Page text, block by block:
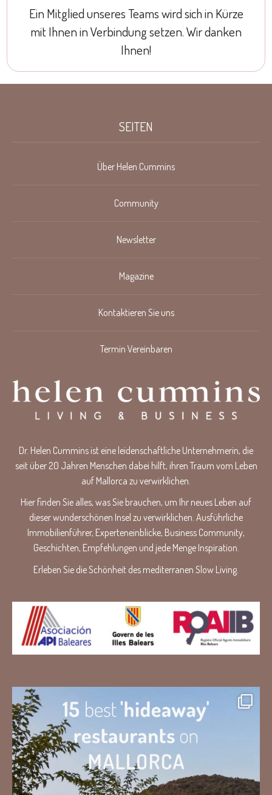
Ein Mitglied unseres Teams wird sich in Kürze
mit Ihnen in Verbindung setzen. Wir danken
Ihnen!
SEITEN
Über Helen Cummins
Community
Newsletter
Magazine
Kontaktieren Sie uns
Termin Vereinbaren
Dr. Helen Cummins ist eine leidenschaftliche Unternehmerin, die
seit über 20 Jahren Menschen dabei hilft, ihren Traum vom Leben
auf Mallorca zu verwirklichen.
Hier finden Sie alles, was Sie brauchen, um Ihr neues Leben auf
dieser wunderschönen Insel zu verwirklichen. Ausführliche
Immobilienführer, Experteneinblicke, Business Community,
Geschichten, Empfehlungen und jede Menge Inspiration.
Erleben Sie die Schönheit des mediterranen Slow Living.